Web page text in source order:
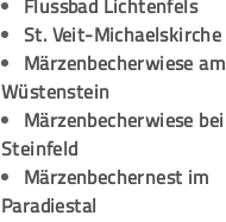
Flussbad Lichtenfels
St. Veit-Michaelskirche
Märzenbecherwiese am
Wüstenstein
Märzenbecherwiese bei
Steinfeld
Märzenbechernest im
Paradiestal